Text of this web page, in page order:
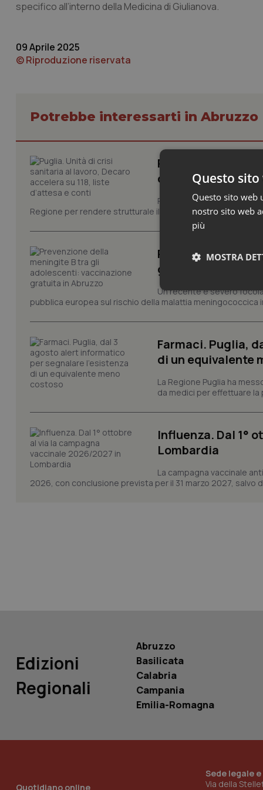
specifico all’interno della Medicina di Giulianova.
09 Aprile 2025
© Riproduzione riservata
Potrebbe interessarti in Abruzzo
Puglia. Unità di
d’attesa e conti
Prima riunione, ieri in
Regione per rendere strutturale il monitoraggio e il
Prevenzione
gratuita in Abruzzo
Un recente e severo
pubblica europea sul rischio della malattia meningococcica
Farmaci. Puglia,
di un equivalente
La Regione Puglia ha
da medici per effettuare la
Influenza. Dal 1°
Lombardia
La campagna vaccinale
2026, con conclusione prevista per il 31 marzo 2027, salvo
Edizioni
Regionali
Abruzzo
Basilicata
Calabria
Campania
Emilia-Romagna
Quotidiano online
Sede legale
Via della
Questo
Questo sito web
nostro sito web
più
MOSTRA
I cookie necessari
_ga_KM60CM4NPH